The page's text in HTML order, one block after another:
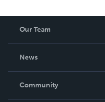
Our Team
News
In The News
Community